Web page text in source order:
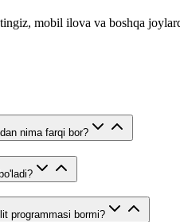
mobil ilova va boshqa
nima farqi bor?
programmasi bormi?